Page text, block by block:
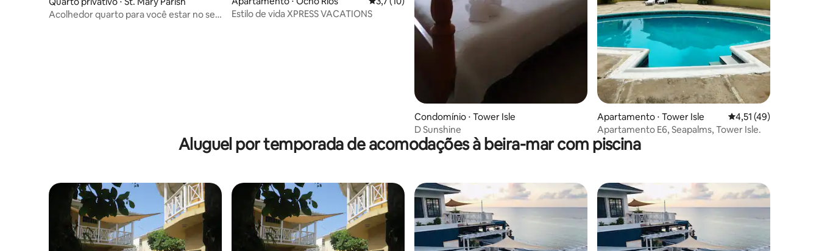
Acolhedor quarto para você estar no seu
Estilo de vida XPRESS VACATIONS
Condomínio ⋅ Tower Isle
D Sunshine
Apartamento ⋅ Tower Isle 4,51 de uma
4,51 (49)
Apartamento E6, Seapalms, Tower Isle.
Aluguel por temporada de acomodações à beira-mar com piscina